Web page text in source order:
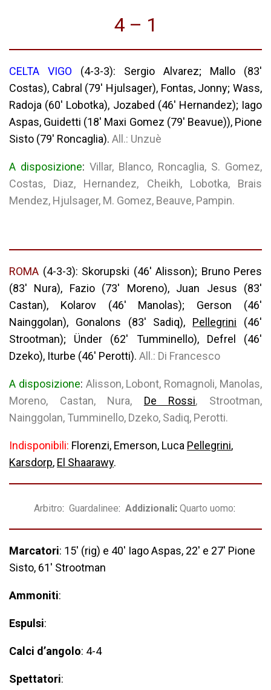
4 – 1
CELTA VIGO
(4-3-3): Sergio Alvarez; Mallo (83′
Costas), Cabral (79′ Hjulsager), Fontas, Jonny; Wass,
Radoja (60′ Lobotka), Jozabed (46′ Hernandez); Iago
Aspas, Guidetti (18′ Maxi Gomez (79′ Beavue)), Pione
Sisto (79′ Roncaglia). All.: Unzuè
A disposizione: ​ Villar, Blanco, Roncaglia, S. Gomez,
Costas, Diaz, Hernandez, Cheikh, Lobotka, Brais
Mendez, Hjulsager, M. Gomez, Beauve, Pampin.
ROMA (4-3-3): Skorupski (46′ Alisson); Bruno Peres
(83′ Nura), Fazio (73′ Moreno), Juan Jesus (83′
Castan), Kolarov (46′ Manolas); Gerson (46′
Nainggolan), Gonalons (83′ Sadiq), Pellegrini (46′
Strootman); Ünder (62′ Tumminello), Defrel (46′
Dzeko), Iturbe (46′ Perotti). All.: Di Francesco
A disposizione: Alisson, Lobont, Romagnoli, Manolas,
Moreno, Castan, Nura, De Rossi, Strootman,
Nainggolan, Tumminello, Dzeko, Sadiq, Perotti.
Indisponibili: Florenzi, Emerson, Luca Pellegrini,
Karsdorp, El Shaarawy.
Arbitro: Guardalinee: Addizionali: Quarto uomo:
Marcatori: 15′ (rig) e 40′ Iago Aspas, 22′ e 27′ Pione
Sisto, 61′ Strootman
Ammoniti:
Espulsi:
Calci d’angolo: 4-4
Spettatori: